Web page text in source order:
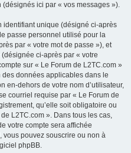
(désignés ici par « vos messages »).
identifiant unique (désigné ci-après
passe personnel utilisé pour la
par « votre mot de passe »), et
ci-après par « votre
sur « Le Forum de L2TC.com »
données applicables dans le
en-dehors de votre nom d’utilisateur,
courriel requise par « Le Forum de
qu’elle soit obligatoire ou
L2TC.com ». Dans tous les cas,
votre compte sera affichée
vous pouvez souscrire ou non à
phpBB.